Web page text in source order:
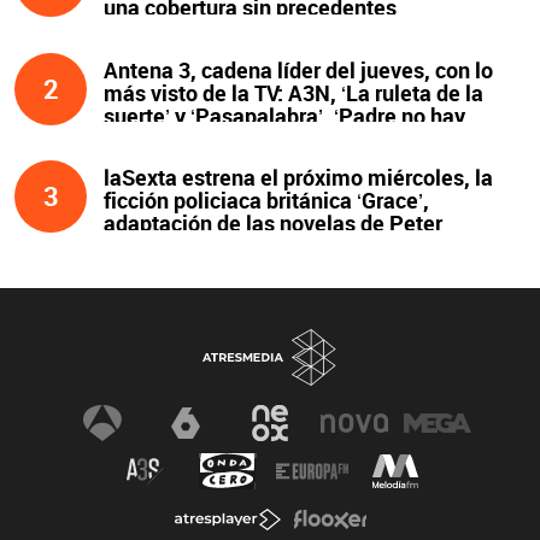
una cobertura sin precedentes
2
Antena 3, cadena líder del jueves, con lo
más visto de la TV: A3N, ‘La ruleta de la
suerte’ y ‘Pasapalabra’. ‘Padre no hay
3
laSexta estrena el próximo miércoles, la
ficción policiaca británica ‘Grace’,
adaptación de las novelas de Peter